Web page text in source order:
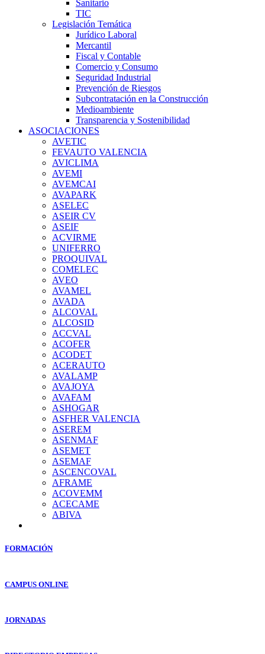
Sanitario
TIC
Legislación Temática
Jurídico Laboral
Mercantil
Fiscal y Contable
Comercio y Consumo
Seguridad Industrial
Prevención de Riesgos
Subcontratación en la Construcción
Medioambiente
Transparencia y Sostenibilidad
ASOCIACIONES
AVETIC
FEVAUTO VALENCIA
AVICLIMA
AVEMI
AVEMCAI
AVAPARK
ASELEC
ASEIR CV
ASEIF
ACVIRME
UNIFERRO
PROQUIVAL
COMELEC
AVEO
AVAMEL
AVADA
ALCOVAL
ALCOSID
ACCVAL
ACOFER
ACODET
ACERAUTO
AVALAMP
AVAJOYA
AVAFAM
ASHOGAR
ASFHER VALENCIA
ASEREM
ASENMAF
ASEMET
ASEMAF
ASCENCOVAL
AFRAME
ACOVEMM
ACECAME
ABIVA
FORMACIÓN
CAMPUS ONLINE
JORNADAS